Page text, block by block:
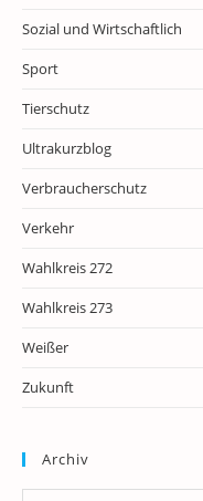
Sozial und Wirtschaftlich
Sport
Tierschutz
Ultrakurzblog
Verbraucherschutz
Verkehr
Wahlkreis 272
Wahlkreis 273
Weißer
Zukunft
Archiv